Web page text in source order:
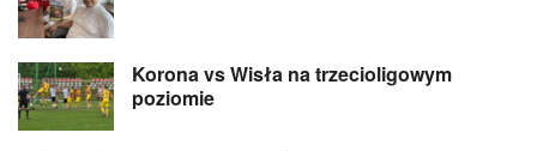
Korona vs Wisła na trzecioligowym
poziomie